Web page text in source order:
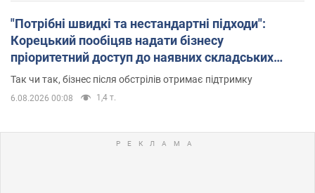
"Потрібні швидкі та нестандартні підходи":
Корецький пообіцяв надати бізнесу
пріоритетний доступ до наявних складських
приміщень
Так чи так, бізнес після обстрілів отримає підтримку
6.08.2026 00:08 1,4 т.